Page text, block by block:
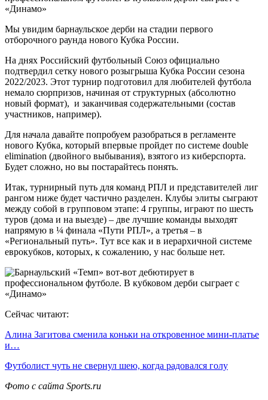
Мы увидим барнаульское дерби на стадии первого
отборочного раунда нового Кубка России.
На днях Российский футбольный Союз официально
подтвердил сетку нового розыгрыша Кубка России сезона
2022/2023. Этот турнир подготовил для любителей футбола
немало сюрпризов, начиная от структурных (абсолютно
новый формат), и заканчивая содержательными (состав
участников, например).
Для начала давайте попробуем разобраться в регламенте
нового Кубка, который впервые пройдет по системе double
elimination (двойного выбывания), взятого из киберспорта.
Будет сложно, но вы постарайтесь понять.
Итак, турнирный путь для команд РПЛ и представителей лиг
рангом ниже будет частично разделен. Клубы элиты сыграют
между собой в групповом этапе: 4 группы, играют по шесть
туров (дома и на выезде) – две лучшие команды выходят
напрямую в ¼ финала «Пути РПЛ», а третья – в
«Региональный путь». Тут все как и в иерархичной системе
еврокубков, которых, к сожалению, у нас больше нет.
Сейчас читают:
Алина Загитова сменила коньки на откровенное мини-платье
и…
Футболист чуть не свернул шею, когда радовался голу
Фото с сайта Sports.ru